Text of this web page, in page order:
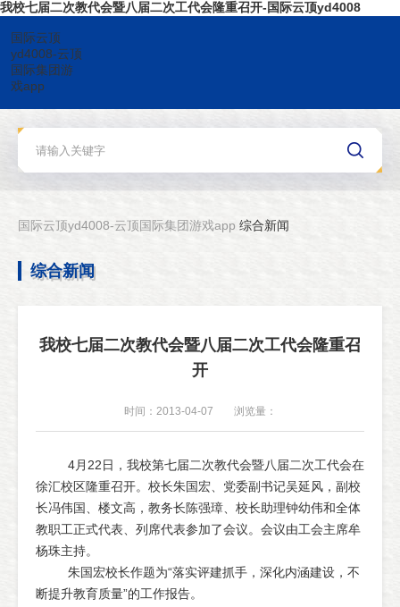
我校七届二次教代会暨八届二次工代会隆重召开-国际云顶yd4008
国际云顶
yd4008-云顶
国际集团游
戏app
国际云顶yd4008-云顶国际集团游戏app 综合新闻
综合新闻
我校七届二次教代会暨八届二次工代会隆重召
开
时间：2013-04-07 浏览量：
4月22日，我校第七届二次教代会暨八届二次工代会在
徐汇校区隆重召开。校长朱国宏、党委副书记吴延风，副校
长冯伟国、楼文高，教务长陈强璋、校长助理钟幼伟和全体
教职工正式代表、列席代表参加了会议。会议由工会主席牟
杨珠主持。
朱国宏校长作题为“落实评建抓手，深化内涵建设，不
断提升教育质量”的工作报告。